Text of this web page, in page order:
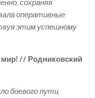
сохраняя
оперативные
этим успешному
мир! // Родниковский
боевого пути,